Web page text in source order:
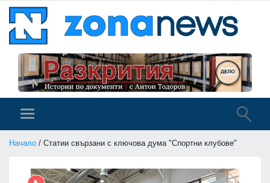
Начало / Статии свързани с ключова дума "Спортни клубове"